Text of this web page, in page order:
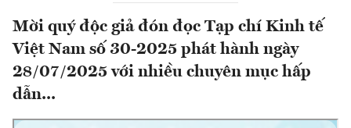
Mời quý độc giả đón đọc Tạp chí Kinh tế
Việt Nam số 30-2025 phát hành ngày
28/07/2025 với nhiều chuyên mục hấp
dẫn...